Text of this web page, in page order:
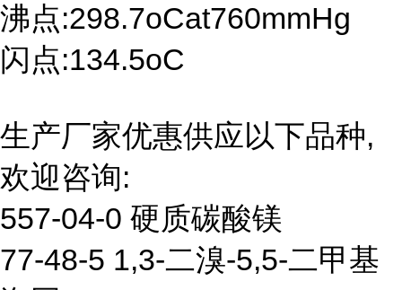
沸点:298.7oCat760mmHg
闪点:134.5oC
生产厂家优惠供应以下品种,
欢迎咨询:
557-04-0 硬质碳酸镁
77-48-5 1,3-二溴-5,5-二甲基